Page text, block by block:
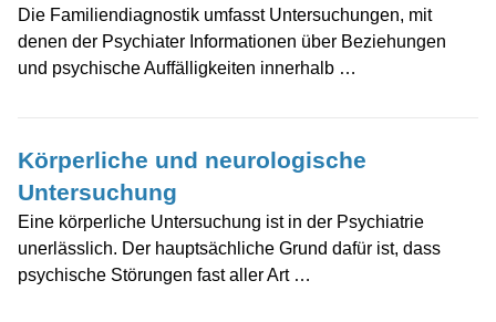
Die Familiendiagnostik umfasst Untersuchungen, mit
denen der Psychiater Informationen über Beziehungen
und psychische Auffälligkeiten innerhalb …
Körperliche und neurologische
Untersuchung
Eine körperliche Untersuchung ist in der Psychiatrie
unerlässlich. Der hauptsächliche Grund dafür ist, dass
psychische Störungen fast aller Art …